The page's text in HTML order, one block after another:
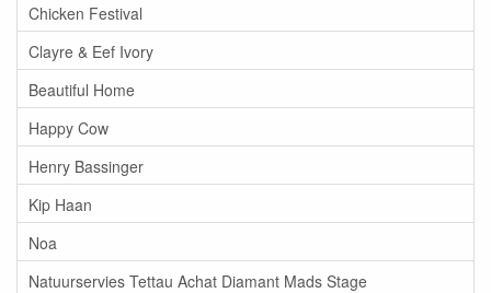
Chicken Festival
Clayre & Eef Ivory
Beautiful Home
Happy Cow
Henry Bassinger
Kip Haan
Noa
Natuurservies Tettau Achat Diamant Mads Stage